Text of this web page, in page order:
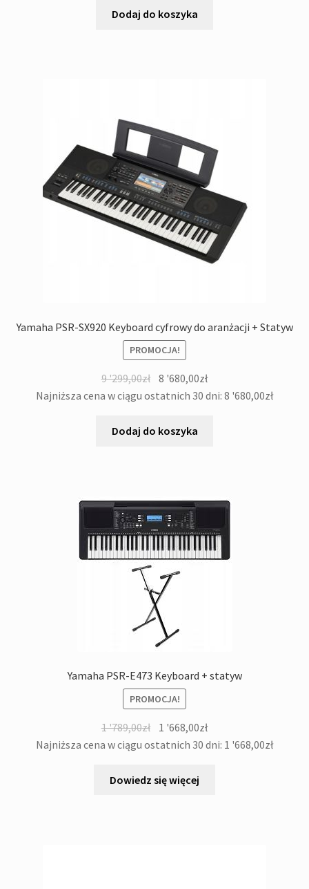
Dodaj do koszyka
Yamaha PSR-SX920 Keyboard cyfrowy do aranżacji + Statyw
PROMOCJA!
9 '299,00zł Pierwotna
cena
9
8 '680,00złAktualna
cena
Najniższa cena w ciągu ostatnich 30 dni: 8 '680,00zł
Dodaj do koszyka
Yamaha PSR-E473 Keyboard + statyw
PROMOCJA!
1 '789,00zł Pierwotna
cena
1
1 '668,00złAktualna
cena
Najniższa cena w ciągu ostatnich 30 dni: 1 '668,00zł
Dowiedz się więcej